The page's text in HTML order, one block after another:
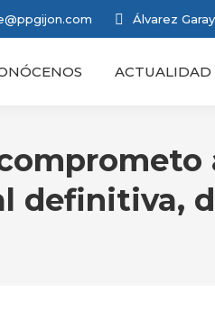
Álvarez
ACTUALIDAD
definitiva,